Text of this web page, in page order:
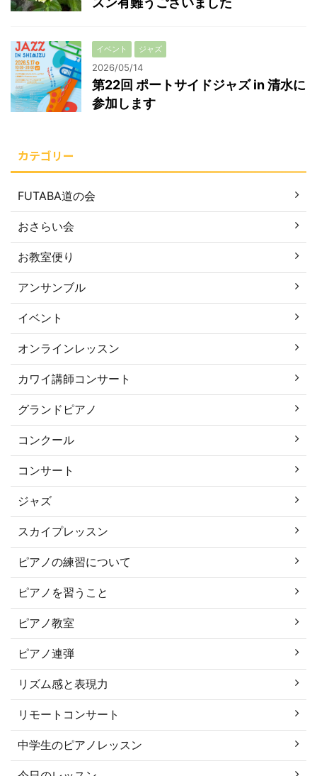
イベント ジャズ
2026/05/14
第22回 ポートサイドジャズ in 清水に
参加します
カテゴリー
FUTABA道の会
おさらい会
お教室便り
アンサンブル
イベント
オンラインレッスン
カワイ講師コンサート
グランドピアノ
コンクール
コンサート
ジャズ
スカイプレッスン
ピアノの練習について
ピアノを習うこと
ピアノ教室
ピアノ連弾
リズム感と表現力
リモートコンサート
中学生のピアノレッスン